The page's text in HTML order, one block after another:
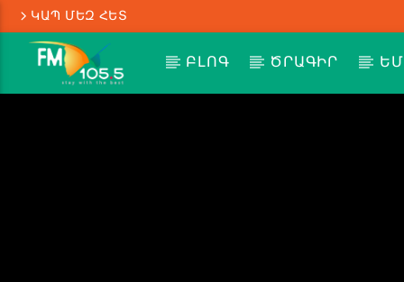
ԿԱՊ ՄԵԶ ՀԵՏ
ԲԼՈԳ ԾՐԱԳԻՐ